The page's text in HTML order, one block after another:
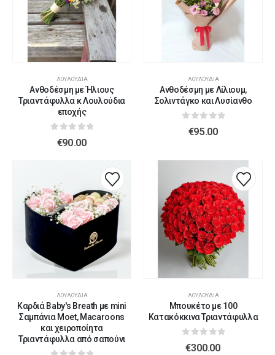
ΛΟΥΛΟΎΔΙΑ
Ανθοδέσμη με Ήλιους
Τριαντάφυλλα κ Λουλούδια
εποχής
€90.00
ΛΟΥΛΟΎΔΙΑ
Ανθοδέσμη με Λίλιουμ,
Σολιντάγκο και Λυσίανθο
€95.00
ΛΟΥΛΟΎΔΙΑ
Καρδιά Baby's Breath με mini
Σαμπάνια Moet, Macaroons
και χειροποίητα
Τριαντάφυλλα από σαπούνι
ΛΟΥΛΟΎΔΙΑ
Μπουκέτο με 100
Κατακόκκινα Τριαντάφυλλα
out of 5
€300.00